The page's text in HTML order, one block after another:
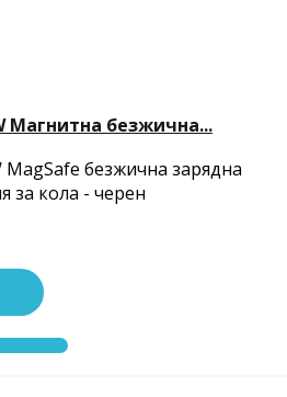
Магнитна безжична...
MagSafe безжична зарядна
за кола - черен